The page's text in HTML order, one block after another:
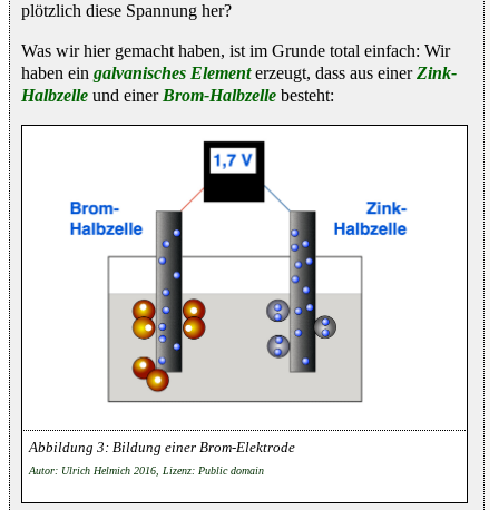
plötzlich diese Spannung her?
Was wir hier gemacht haben, ist im Grunde total einfach: Wir
haben ein galvanisches Elementerzeugt, dass aus einerZink-
Halbzelle und einer Brom-Halbzelle besteht:
Bildung einer Brom-Elektrode
Autor: Ulrich Helmich 2016, Lizenz: Public domain